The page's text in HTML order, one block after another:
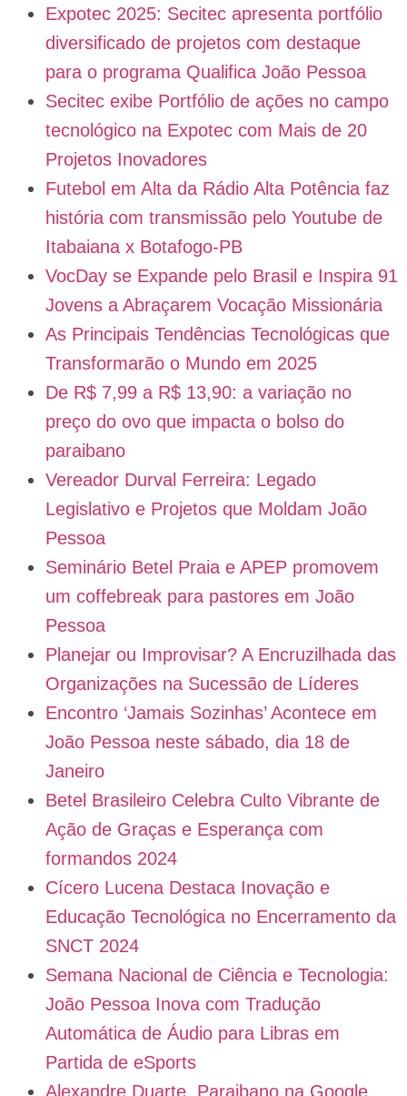
Expotec 2025: Secitec apresenta portfólio
diversificado de projetos com destaque
para o programa Qualifica João Pessoa
Secitec exibe Portfólio de ações no campo
tecnológico na Expotec com Mais de 20
Projetos Inovadores
Futebol em Alta da Rádio Alta Potência faz
história com transmissão pelo Youtube de
Itabaiana x Botafogo-PB
VocDay se Expande pelo Brasil e Inspira 91
Jovens a Abraçarem Vocação Missionária
As Principais Tendências Tecnológicas que
Transformarão o Mundo em 2025
De R$ 7,99 a R$ 13,90: a variação no
preço do ovo que impacta o bolso do
paraibano
Vereador Durval Ferreira: Legado
Legislativo e Projetos que Moldam João
Pessoa
Seminário Betel Praia e APEP promovem
um coffebreak para pastores em João
Pessoa
Planejar ou Improvisar? A Encruzilhada das
Organizações na Sucessão de Líderes
Encontro ‘Jamais Sozinhas’ Acontece em
João Pessoa neste sábado, dia 18 de
Janeiro
Betel Brasileiro Celebra Culto Vibrante de
Ação de Graças e Esperança com
formandos 2024
Cícero Lucena Destaca Inovação e
Educação Tecnológica no Encerramento da
SNCT 2024
Semana Nacional de Ciência e Tecnologia:
João Pessoa Inova com Tradução
Automática de Áudio para Libras em
Partida de eSports
Alexandre Duarte, Paraibano na Google,